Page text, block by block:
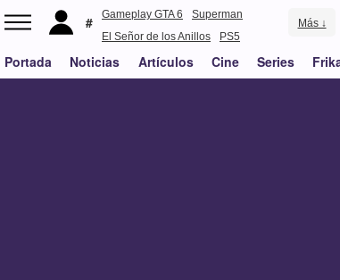
Gameplay GTA 6
Superman
El Señor de los Anillos
PS5
Más ↓
Portada Noticias Artículos Cine Series